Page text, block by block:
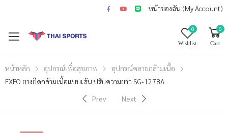
หน้าของฉัน (My Account)
0
Wishlist
0
Cart
หน้าหลัก อุปกรณ์เพื่อสุขภาพ
อุปกรณ์คลายกล้ามเนื้อ
EXEO ยางยืดกล้ามเนื้อแบบเส้น ปรับความยาว SG-1278A
Prev
Next